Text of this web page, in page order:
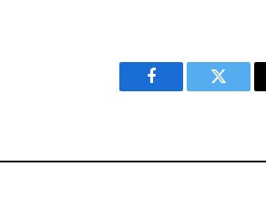
Facebook Twitter